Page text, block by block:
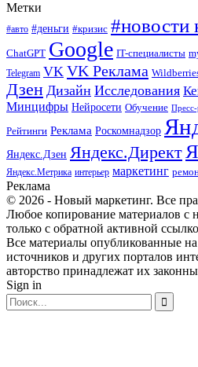
Метки
#авто #деньги #кризис #новости
ChatGPT Google IT-специалисты
Telegram VK VK Реклама
Дзен Дизайн Исследования
Минцифры Нейросети Обучение Пресс-
Рейтинги Реклама Роскомнадзор
Яндекс.Дзен Яндекс.Директ
Яндекс.Метрика интерьер маркетинг
Реклама
© 2026 - Новый маркетинг. Все
Любое копирование материалов с
только с обратной активной
Все материалы опубликованные
источников и других порталов
авторство принадлежат их
Sign in